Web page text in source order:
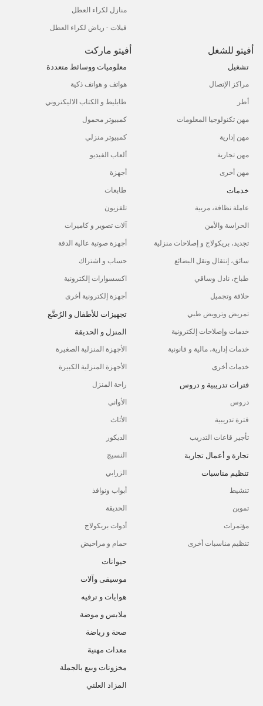
منازل لكراء العطل
فيلات - رياض لكراء العطل
أفيتو للشغل
تشغيل
مراكز الإتصال
أطر
مهن تكنولوجيا المعلومات
مهن إدارية
مهن تجارية
مهن أخرى
خدمات
عاملة نظافة، مربية
الحراسة والأمن
تجديد، بريكولاج و إصلاحات منزلية
سائق، إنتقال ونقل البضائع
طباخ، نادل وساقي
حلاقة وتجميل
تمريض وترويض طبي
خدمات وإصلاحات إلكترونية
خدمات إدارية، مالية و قانونية
خدمات أخرى
فترات تدريبية و دروس
دروس
فترة تدريبية
تأجير قاعات التدريب
تجارة و أعمال تجارية
تنظيم مناسبات
تنشيط
تموين
مؤتمرات
تنظيم مناسبات أخرى
أفيتو ماركت
معلوميات ووسائط متعددة
هواتف و هواتف ذكية
طابليط و الكتاب الاليكتروني
كمبيوتر محمول
كمبيوتر منزلي
ألعاب الفيديو
أجهزة
طابعات
تلفزيون
آلات تصوير و كاميرات
أجهزة صوتية عالية الدقة
حساب و اشتراك
اكسسوارات إلكترونية
أجهزة إلكترونية أخرى
تجهيزات للأطفال و الرُضَّع
المنزل و الحديقة
الأجهزة المنزلية الصغيرة
الأجهزة المنزلية الكبيرة
راحة المنزل
الأواني
الأثاث
الديكور
النسيج
الزرابي
أبواب ونوافذ
الحديقة
أدوات بريكولاج
حمام و مراحيض
حيوانات
موسيقى وآلات
هوايات و ترفيه
ملابس و موضة
صحة و رياضة
معدات مهنية
مخزونات وبيع بالجملة
المزاد العلني